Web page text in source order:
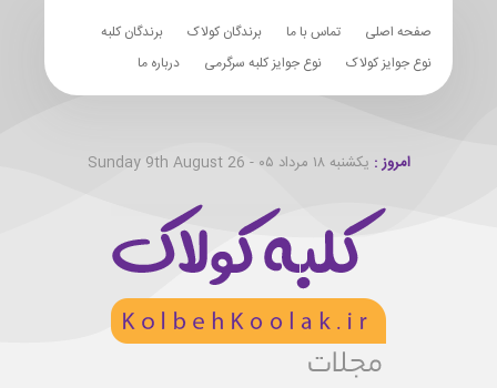
صفحه اصلی تماس با ما برندگان کولاک
برندگان کلبه
نوع جوایز کولاک
نوع جوایز کلبه سرگرمی درباره ما
امروز : یکشنبه ۱۸ مرداد ۰۵ - Sunday 9th August 26